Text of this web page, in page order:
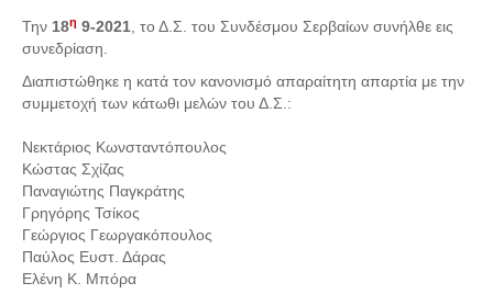
Σερβαίοι
Σερβαίοι Καλλιτέχνες
Σερβαίοι Αγωνιστές/Πεσόντες
Σερβαίοι για το Σέρβου
Σύνδεσμος Σερβαίων
Εφημερίδα Αρτοζήνος
Την 18η 9-2021 , το Δ.Σ. του Συνδέσμου Σερβαίων συνήλθε εις
συνεδρίαση.
Διαπιστώθηκε η κατά τον κανονισμό απαραίτητη απαρτία με την
συμμετοχή των κάτωθι μελών του Δ.Σ.:
Νεκτάριος Κωνσταντόπουλος
Κώστας Σχίζας
Παναγιώτης Παγκράτης
Γρηγόρης Τσίκος
Γεώργιος Γεωργακόπουλος
Παύλος Ευστ. Δάρας
Ελένη Κ. Μπόρα